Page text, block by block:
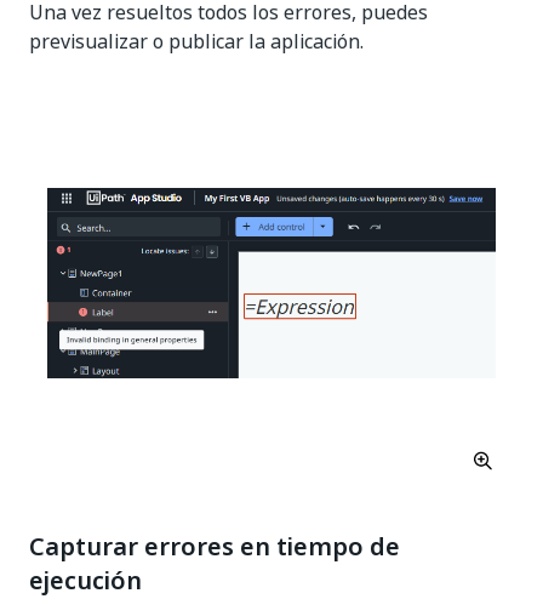
Una vez resueltos todos los errores, puedes
previsualizar o publicar la aplicación.
Capturar errores en tiempo de
ejecución